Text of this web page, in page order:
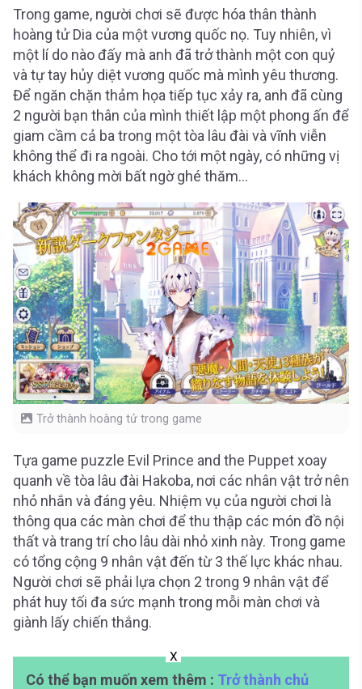
Trong game, người chơi sẽ được hóa thân thành
hoàng tử Dia của một vương quốc nọ. Tuy nhiên, vì
một lí do nào đấy mà anh đã trở thành một con quỷ
và tự tay hủy diệt vương quốc mà mình yêu thương.
Để ngăn chặn thảm họa tiếp tục xảy ra, anh đã cùng
2 người bạn thân của mình thiết lập một phong ấn để
giam cầm cả ba trong một tòa lâu đài và vĩnh viễn
không thể đi ra ngoài. Cho tới một ngày, có những vị
khách không mời bất ngờ ghé thăm…
Trở thành hoàng tử trong game
Tựa game puzzle Evil Prince and the Puppet xoay
quanh về tòa lâu đài Hakoba, nơi các nhân vật trở nên
nhỏ nhắn và đáng yêu. Nhiệm vụ của người chơi là
thông qua các màn chơi để thu thập các món đồ nội
thất và trang trí cho lâu dài nhỏ xinh này. Trong game
có tổng cộng 9 nhân vật đến từ 3 thế lực khác nhau.
Người chơi sẽ phải lựa chọn 2 trong 9 nhân vật để
phát huy tối đa sức mạnh trong mỗi màn chơi và
giành lấy chiến thắng.
X
Có thể bạn muốn xem thêm : Trở thành chủ